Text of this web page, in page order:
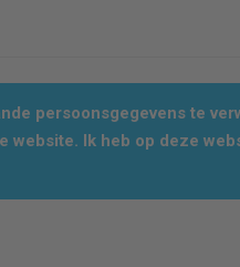
persoonsgegevens te
website. Ik heb op deze